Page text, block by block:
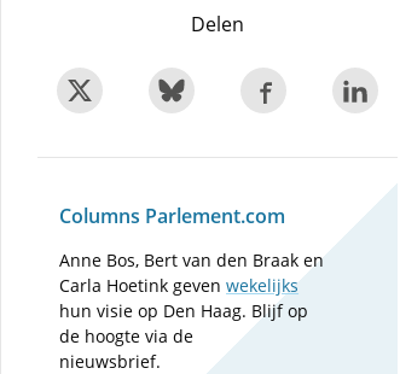
Delen
Columns Parlement.com
Anne Bos, Bert van den Braak en
Carla Hoetink gevenwekelijks
hun visie op Den Haag. Blijf op
de hoogte via de
nieuwsbrief.